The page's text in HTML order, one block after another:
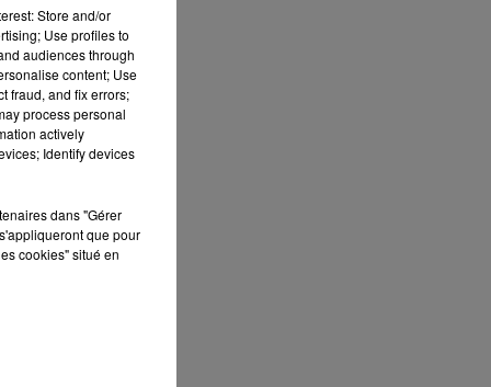
Store and/or
Use profiles to
audiences through
content; Use
fraud, and fix errors;
process personal
actively
Identify devices
dans "Gérer
que pour
cookies" situé en